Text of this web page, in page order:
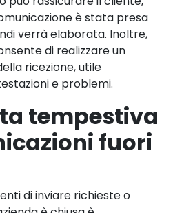
è stata presa
verrà elaborata. Inoltre,
di realizzare un
ricezione, utile
e problemi.
tempestiva
fuori
di inviare richieste o